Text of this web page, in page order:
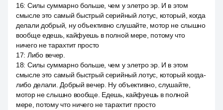
16: Силы суммарно больше, чем у элетро эр. И в этом
смысле это самый быстрый серийный лотус, который, когда
делали добрый, ну объективно слушайте, мотор не слышно
вообще едешь, кайфуешь в полной мере, потому что
ничего не тарахтит просто
17: Либо вечер.
18: Силы суммарно больше, чем у элетро эр. И в этом
смысле это самый быстрый серийный лотус, который когда-
либо делали. Добрый вечер. Ну объективно, слушайте,
мотор не слышно вообще. Едешь, кайфуешь в полной
мере, потому что ничего не тарахтит просто